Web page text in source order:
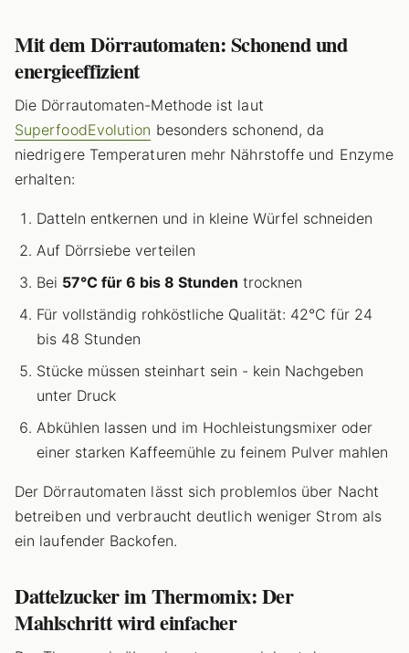
Mit dem Dörrautomaten: Schonend und
energieeffizient
Die Dörrautomaten-Methode ist laut
SuperfoodEvolution besonders schonend, da
niedrigere Temperaturen mehr Nährstoffe und Enzyme
erhalten:
Datteln entkernen und in kleine Würfel schneiden
Auf Dörrsiebe verteilen
Bei 57°C für 6 bis 8 Stunden trocknen
Für vollständig rohköstliche Qualität: 42°C für 24
bis 48 Stunden
Stücke müssen steinhart sein - kein Nachgeben
unter Druck
Abkühlen lassen und im Hochleistungsmixer oder
einer starken Kaffeemühle zu feinem Pulver mahlen
Der Dörrautomaten lässt sich problemlos über Nacht
betreiben und verbraucht deutlich weniger Strom als
ein laufender Backofen.
Dattelzucker im Thermomix: Der
Mahlschritt wird einfacher